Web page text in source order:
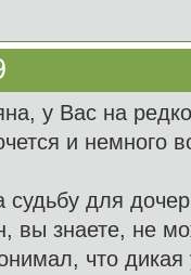
у Вас на
и немного
судьбу для
вы знаете, не
что дикая